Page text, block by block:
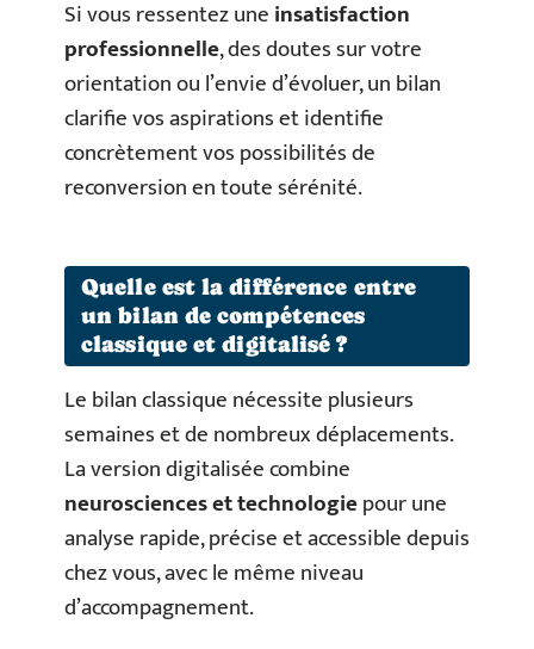
Si vous ressentez uneinsatisfaction
professionnelle, des doutes sur votre
orientation ou l’envie d’évoluer, un bilan
clarifie vos aspirations et identifie
concrètement vos possibilités de
reconversion en toute sérénité.
Quelle est la différence entre
un bilan de compétences
classique et digitalisé ?
Le bilan classique nécessite plusieurs
semaines et de nombreux déplacements.
La version digitalisée combine
neurosciences et technologiepour une
analyse rapide, précise et accessible depuis
chez vous, avec le même niveau
d’accompagnement.